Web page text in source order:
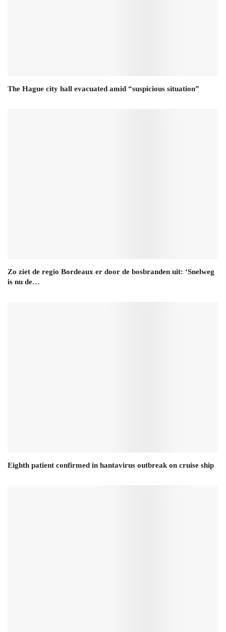
The Hague city hall evacuated amid “suspicious situation”
Zo ziet de regio Bordeaux er door de bosbranden uit: ‘Snelweg
is nu de…
Eighth patient confirmed in hantavirus outbreak on cruise ship